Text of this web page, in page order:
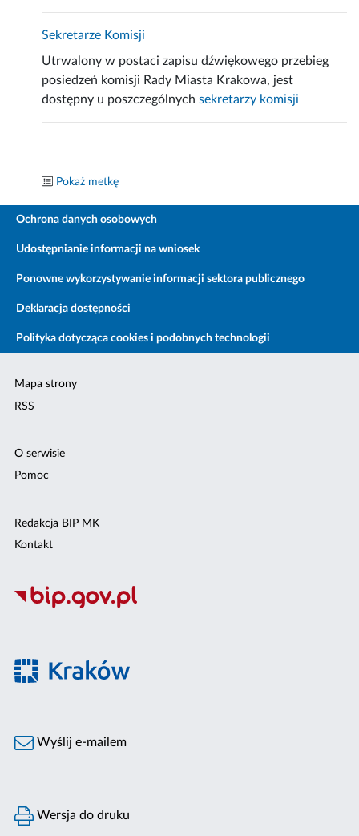
Sekretarze Komisji
Utrwalony w postaci zapisu dźwiękowego przebieg
posiedzeń komisji Rady Miasta Krakowa, jest
dostępny u poszczególnychsekretarzy komisji
Pokaż metkę
Ochrona danych osobowych
Udostępnianie informacji na wniosek
Ponowne wykorzystywanie informacji sektora publicznego
Deklaracja dostępności
Polityka dotycząca cookies i podobnych technologii
Mapa strony
RSS
O serwisie
Pomoc
Redakcja BIP MK
Kontakt
Wyślij e-mailem
Wersja do druku